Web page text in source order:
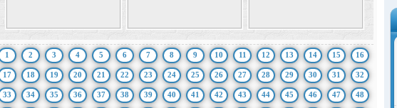
1 2 3 4 5 6 7 8 9 10 11 12 13 14 15 16
17 18 19 20 21 22 23 24 25 26 27 28 29 30 31 32
33 34 35 36 37 38 39 40 41 42 43 44 45 46 47 48